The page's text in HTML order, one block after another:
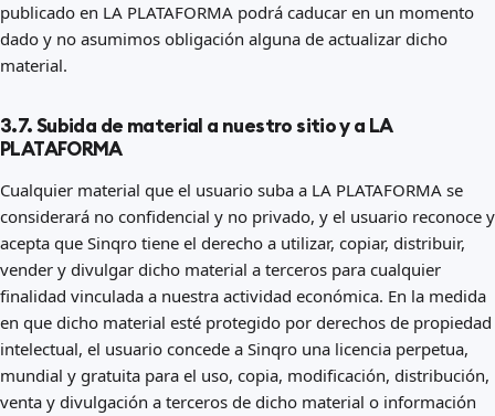
publicado en LA PLATAFORMA podrá caducar en un momento
dado y no asumimos obligación alguna de actualizar dicho
material.
3.7. Subida de material a nuestro sitio y a LA
PLATAFORMA
Cualquier material que el usuario suba a LA PLATAFORMA se
considerará no confidencial y no privado, y el usuario reconoce y
acepta que Sinqro tiene el derecho a utilizar, copiar, distribuir,
vender y divulgar dicho material a terceros para cualquier
finalidad vinculada a nuestra actividad económica. En la medida
en que dicho material esté protegido por derechos de propiedad
intelectual, el usuario concede a Sinqro una licencia perpetua,
mundial y gratuita para el uso, copia, modificación, distribución,
venta y divulgación a terceros de dicho material o información